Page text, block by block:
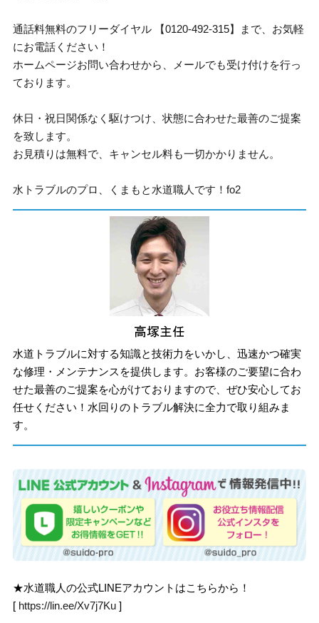
通話料無料のフリーダイヤル 【0120-492-315】まで、お気軽
にお電話ください！
ホームページお問い合わせから、メールでも受け付けを行っ
ております。
休日・祝日関係なく駆けつけ、状態に合わせた最善のご提案
を致します。
お見積りは無料で、キャンセル料も一切かかりません。
水トラブルのプロ、くまもと水道職人です！fo2
水道トラブルに対する知識と技術力をいかし、迅速かつ確実
な修理・メンテナンスを提供します。お客様のご要望に合わ
せた最善のご提案を心がけておりますので、ぜひ安心してお
任せください！水回りのトラブル解決に全力で取り組みま
す。
★水道職人の公式LINEアカウントはこちらから！
[ https://lin.ee/Xv7j7Ku ]